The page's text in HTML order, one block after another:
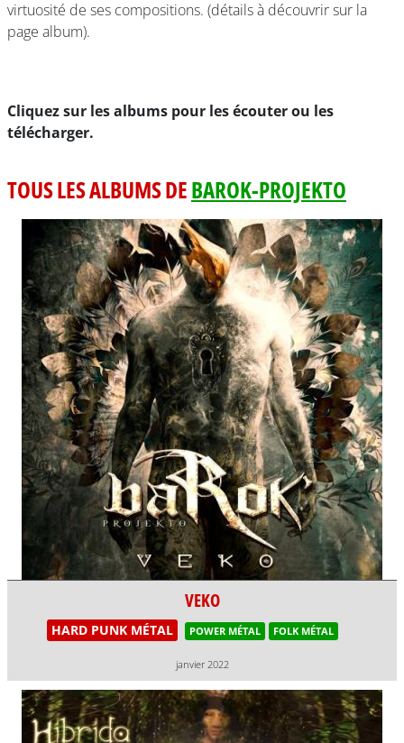
virtuosité de ses compositions. (détails à découvrir sur la
page album).
Cliquez sur les albums pour les écouter ou les
télécharger.
TOUS LES ALBUMS DEBAROK-PROJEKTO
VEKO
HARD PUNK MÉTAL POWER MÉTAL FOLK MÉTAL
janvier 2022